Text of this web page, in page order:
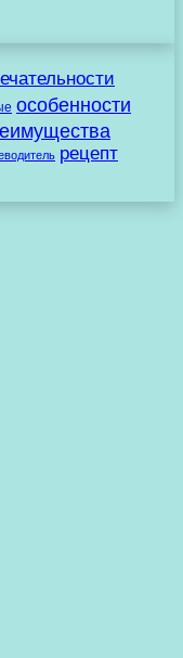
особенности
рецепт